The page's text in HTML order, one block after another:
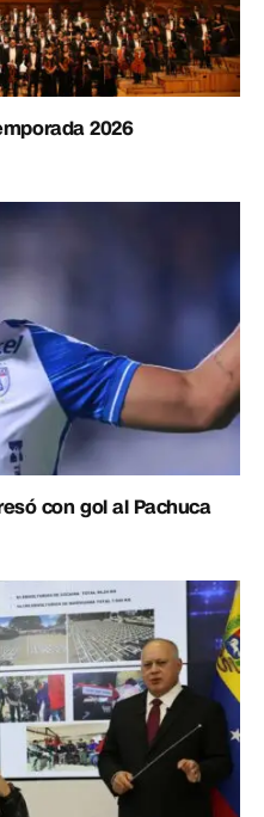
2026
con gol al Pachuca